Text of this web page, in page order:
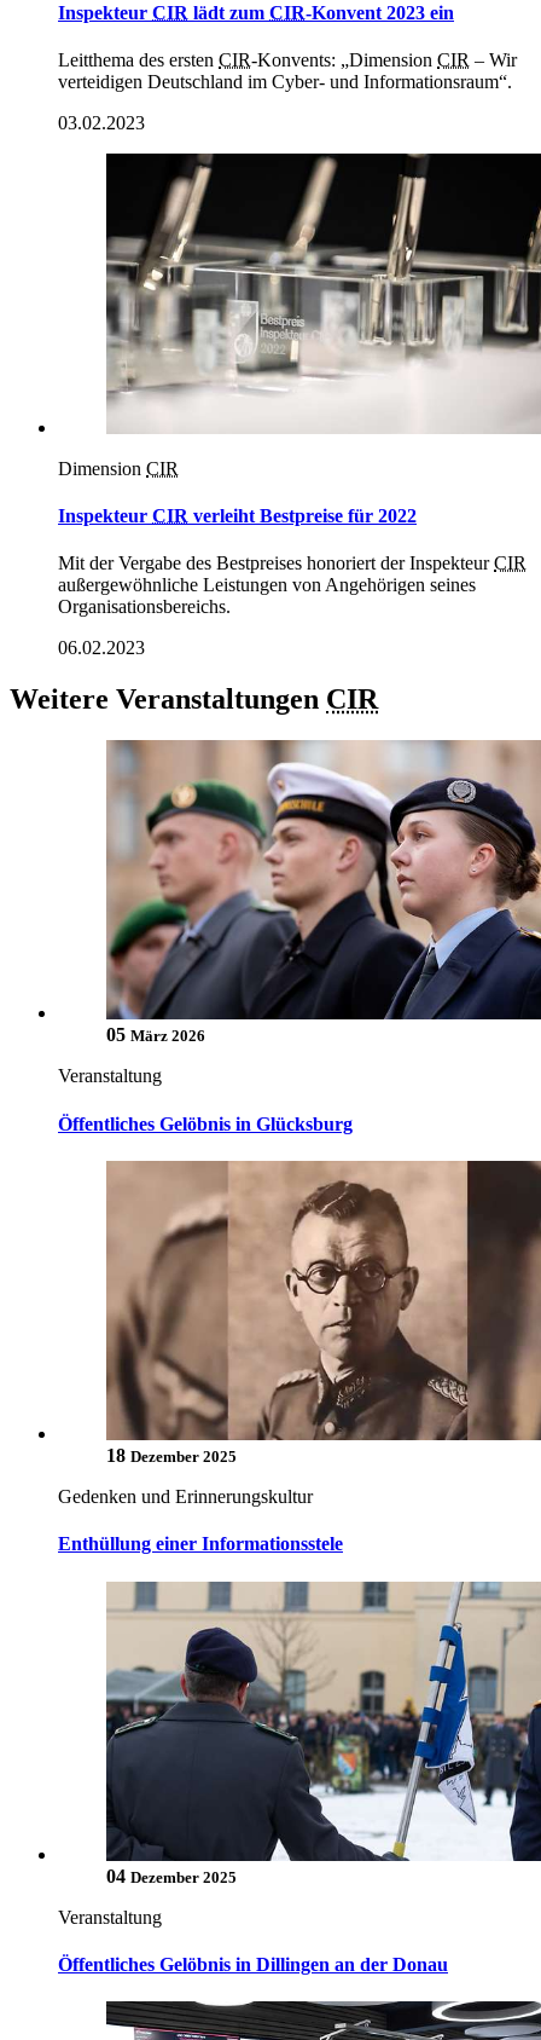
Inspekteur CIR lädt zum CIR-Konvent 2023 ein
Leitthema des ersten CIR-Konvents: „Dimension CIR – Wir
verteidigen Deutschland im Cyber- und Informationsraum“.
03.02.2023
Dimension CIR
Inspekteur CIR verleiht Bestpreise für 2022
Mit der Vergabe des Bestpreises honoriert der InspekteurCIR
außergewöhnliche Leistungen von Angehörigen seines
Organisationsbereichs.
06.02.2023
Weitere Veranstaltungen CIR
05 März 2026
Veranstaltung
Öffentliches Gelöbnis in Glücksburg
18 Dezember 2025
Gedenken und Erinnerungskultur
Enthüllung einer Informationsstele
04 Dezember 2025
Veranstaltung
Öffentliches Gelöbnis in Dillingen an der Donau